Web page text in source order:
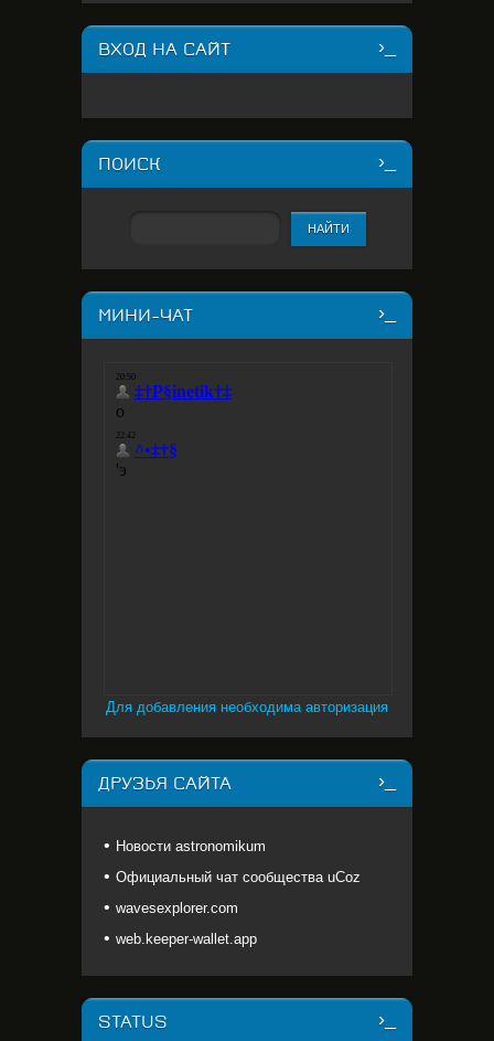
ВХОД НА САЙТ
ПОИСК
МИНИ-ЧАТ
Для добавления необходима авторизация
ДРУЗЬЯ САЙТА
Новости astronomikum
Официальный чат сообщества uCoz
wavesexplorer.com
web.keeper-wallet.app
STATUS